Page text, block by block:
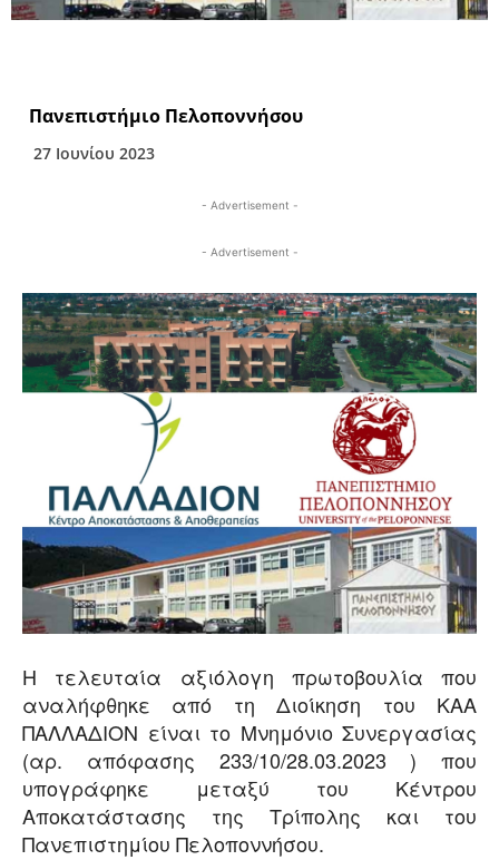
Πανεπιστήμιο Πελοποννήσου
27 Ιουνίου 2023
- Advertisement -
- Advertisement -
Η τελευταία αξιόλογη πρωτοβουλία που
αναλήφθηκε από τη Διοίκηση του ΚΑΑ
ΠΑΛΛΑΔΙΟΝ είναι το Μνημόνιο Συνεργασίας
(αρ. απόφασης 233/10/28.03.2023 ) που
υπογράφηκε μεταξύ του Κέντρου
Αποκατάστασης της Τρίπολης και του
Πανεπιστημίου Πελοποννήσου.